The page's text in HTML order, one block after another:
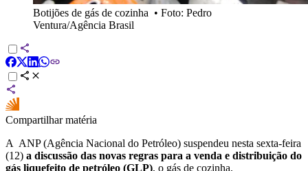
Botijões de gás de cozinha • Foto: Pedro
Ventura/Agência Brasil
Compartilhar matéria
A ANP (Agência Nacional do Petróleo) suspendeu nesta sexta-feira
(12) a discussão das novas regras para a venda e distribuição do
gás liquefeito de petróleo (GLP), o gás de cozinha.